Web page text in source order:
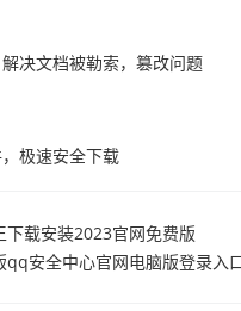
决文档被勒索，篡改问题
极速安全下载
下载安装2023官网免费版
qq安全中心官网电脑版登录入